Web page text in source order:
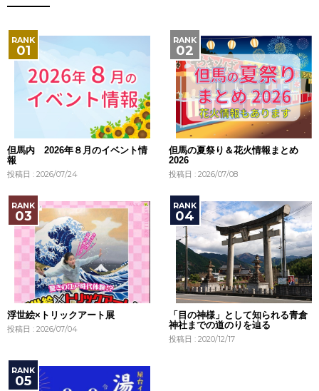
但馬内 2026年８月のイベント情
報
投稿日 : 2026/07/24
但馬の夏祭り＆花火情報まとめ
2026
投稿日 : 2026/07/08
浮世絵×トリックアート展
投稿日 : 2026/07/04
「目の神様」として知られる青倉
神社までの道のりを辿る
投稿日 : 2020/12/17